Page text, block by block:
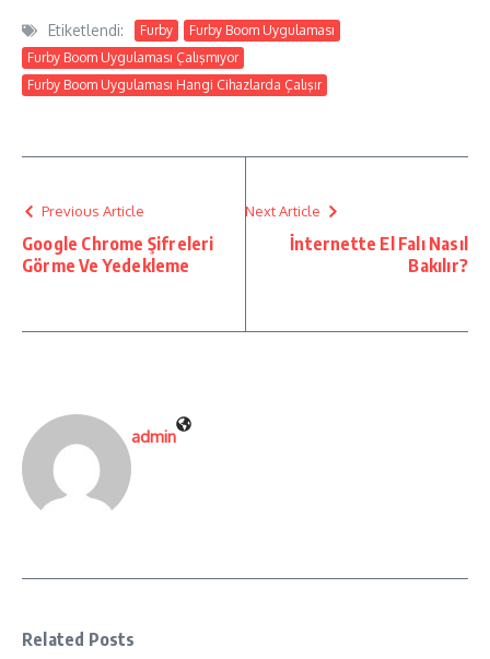
Etiketlendi: Furby
Furby Boom Uygulaması
Furby Boom Uygulaması Çalışmıyor
Furby Boom Uygulaması Hangi Cihazlarda Çalışır
Previous Article
Google Chrome Şifreleri
Görme Ve Yedekleme
Next Article
İnternette El Falı Nasıl
Bakılır?
admin
Related Posts